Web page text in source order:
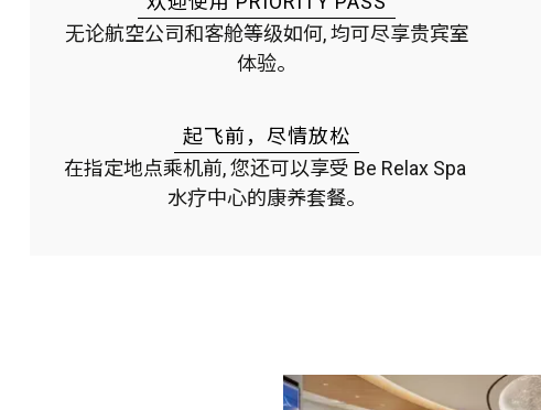
无论航空公司和客舱等级如何, 均可尽享贵宾室
体验。
起飞前，尽情放松
在指定地点乘机前, 您还可以享受 Be Relax Spa
水疗中心的康养套餐。